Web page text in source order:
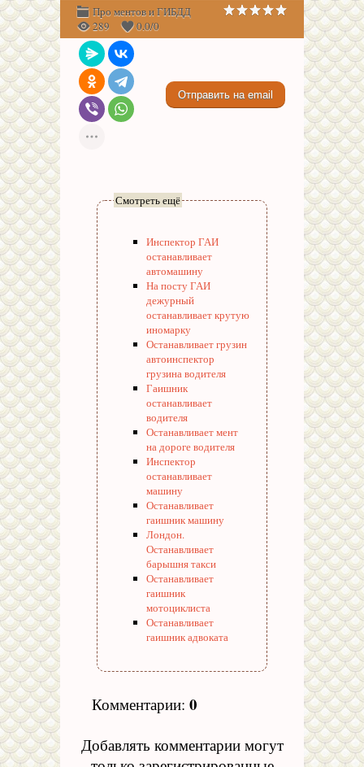
Про ментов и ГИБДД
289
0.0/0
Смотреть ещё
Инспектор ГАИ
останавливает
автомашину
На посту ГАИ
дежурный
останавливает крутую
иномарку
Останавливает грузин
автоинспектор
грузина водителя
Гаишник
останавливает
водителя
Останавливает мент
на дороге водителя
Инспектор
останавливает
машину
Останавливает
гаишник машину
Лондон.
Останавливает
барышня такси
Останавливает
гаишник
мотоциклиста
Останавливает
гаишник адвоката
Комментарии: 0
Добавлять комментарии могут